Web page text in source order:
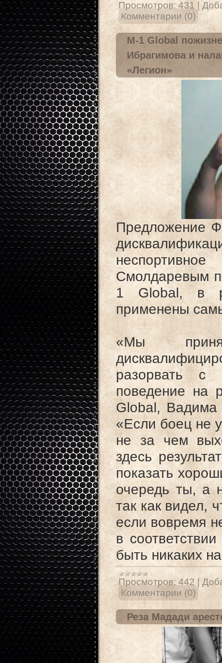
Просмотров: 431
Комментарии (0)
M-1 Global
Ибрагимова и
«Легион»
Предложение
Смолдаревым
1 Global, в
применены
«Мы
разорвать с
поведение на
Global, Вадима
«Если боец не
не за чем
здесь
показать
очередь ты, а
так как видел,
если вовремя
в
быть никаких
Просмотров: 442 |
Комментарии (0)
Реза Мадади